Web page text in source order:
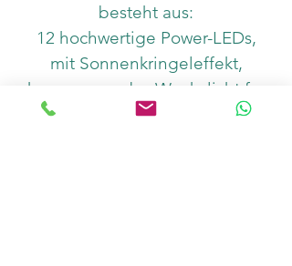
besteht aus:
12 hochwertige Power-LEDs,
mit Sonnenkringeleffekt,
hervorragendes Wuchslicht für
Aquarienpflanzen.